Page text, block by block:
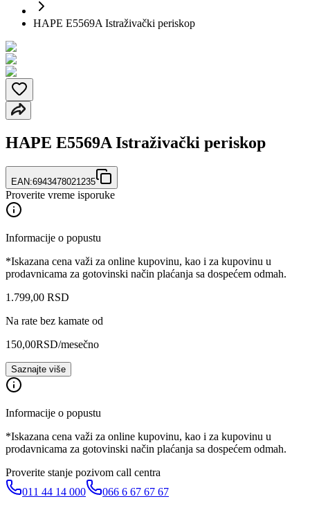
HAPE E5569A Istraživački periskop
HAPE E5569A Istraživački periskop
EAN:6943478021235
Proverite vreme isporuke
Informacije o popustu
*Iskazana cena važi za online kupovinu, kao i za kupovinu u
prodavnicama za gotovinski način plaćanja sa dospećem odmah.
1.799,00 RSD
Na rate bez kamate od
150,00RSD/mesečno
Saznajte više
Informacije o popustu
*Iskazana cena važi za online kupovinu, kao i za kupovinu u
prodavnicama za gotovinski način plaćanja sa dospećem odmah.
Proverite stanje pozivom call centra
011 44 14 000
066 6 67 67 67